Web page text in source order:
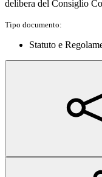
delibera del Consiglio
Tipo documento:
Statuto e